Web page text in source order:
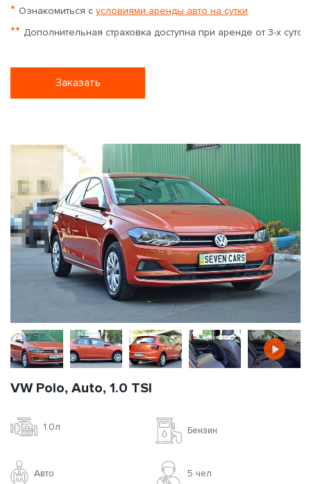
* Ознакомиться с условиями аренды авто на сутки
** Дополнительная страховка доступна при аренде от 3-х суток
Заказать
VW Polo, Auto, 1.0 TSI
1.0л Бензин
Авто 5 чел